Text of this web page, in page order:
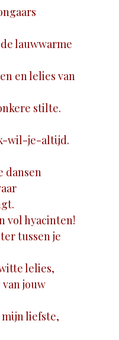
lauwwarme
en lelies van
stilte.
wil-je-altijd.
dansen
vol hyacinten!
tussen je
lelies,
jouw
liefste,